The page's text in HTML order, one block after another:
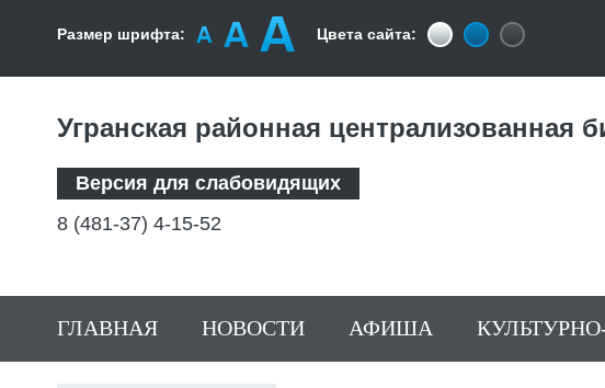
Размер шрифта: Цвета сайта:
Угранская районная централизованная
Версия для слабовидящих
8 (481-37) 4-15-52
ГЛАВНАЯ НОВОСТИ АФИША